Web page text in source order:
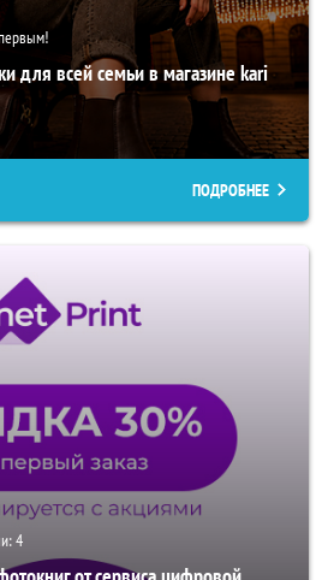
для всей семьи в магазине kari
ПОДРОБНЕЕ
4